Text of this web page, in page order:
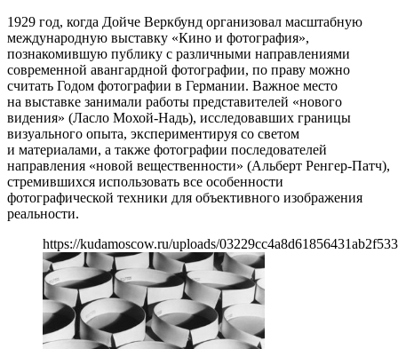
1929 год, когда Дойче Веркбунд организовал масштабную
международную выставку «Кино и фотография»,
познакомившую публику с различными направлениями
современной авангардной фотографии, по праву можно
считать Годом фотографии в Германии. Важное место
на выставке занимали работы представителей «нового
видения» (Ласло Мохой-Надь), исследовавших границы
визуального опыта, экспериментируя со светом
и материалами, а также фотографии последователей
направления «новой вещественности» (Альберт Ренгер-Патч),
стремившихся использовать все особенности
фотографической техники для объективного изображения
реальности.
https://kudamoscow.ru/uploads/